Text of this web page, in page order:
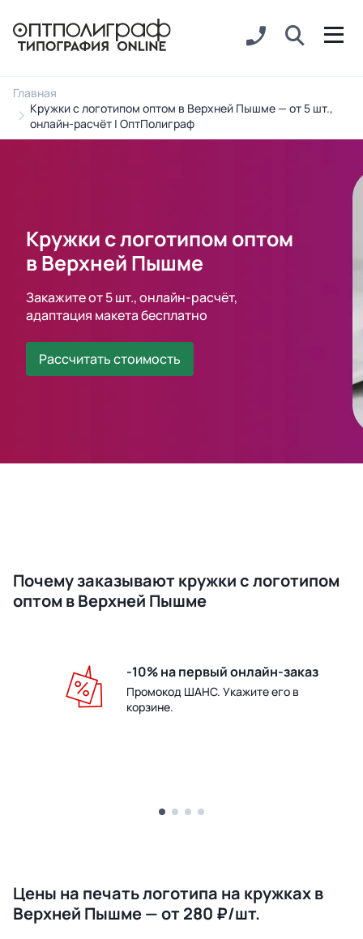
Главная
Кружки с логотипом оптом в Верхней Пышме — от 5 шт.,
онлайн-расчёт | ОптПолиграф
Кружки с логотипом оптом
в Верхней Пышме
Закажите от 5 шт., онлайн-расчёт,
адаптация макета бесплатно
Рассчитать стоимость
Почему заказывают кружки с логотипом
оптом в Верхней Пышме
-10% на первый онлайн-заказ
Промокод ШАНС. Укажите его в
корзине.
Цены на печать логотипа на кружках в
Верхней Пышме — от 280 ₽/шт.